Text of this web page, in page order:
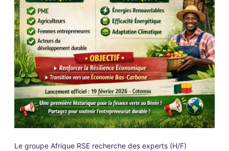
Le groupe Afrique RSE recherche des experts (H/F)